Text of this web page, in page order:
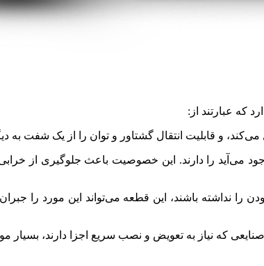
که عبارتند از:
و قابلیت انتقال گشتاور و توان را از یک شفت به
می‌آید را دارند. این خصوصیت باعث جلوگیری از
نداشته باشند، این قطعه می‌‌تواند این مورد را
که نیاز به تعویض و نصب سریع اجزا دارند، بسیار